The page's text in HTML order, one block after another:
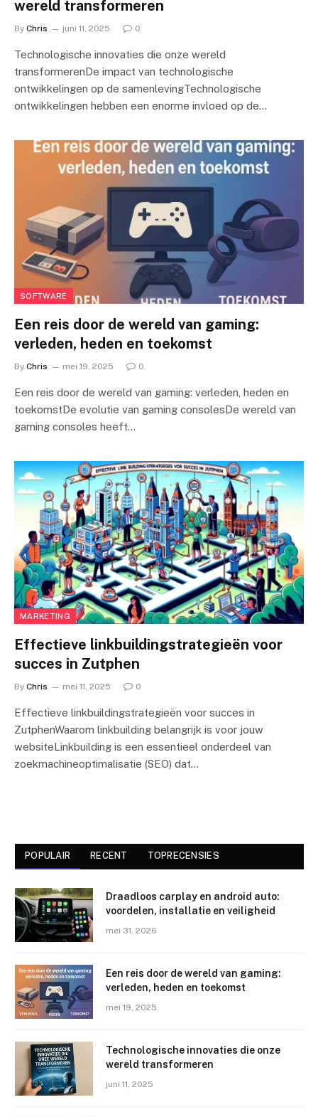
wereld transformeren
By Chris juni 11, 2025 0
Technologische innovaties die onze wereld
transformerenDe impact van technologische
ontwikkelingen op de samenlevingTechnologische
ontwikkelingen hebben een enorme invloed op de…
SOFTWARE
Een reis door de wereld van gaming:
verleden, heden en toekomst
By Chris mei 19, 2025 0
Een reis door de wereld van gaming: verleden, heden en
toekomstDe evolutie van gaming consolesDe wereld van
gaming consoles heeft…
MARKETING
Effectieve linkbuildingstrategieën voor
succes in Zutphen
By Chris mei 11, 2025 0
Effectieve linkbuildingstrategieën voor succes in
ZutphenWaarom linkbuilding belangrijk is voor jouw
websiteLinkbuilding is een essentieel onderdeel van
zoekmachineoptimalisatie (SEO) dat…
POPULAIR RECENT TOPRECENSIES
Draadloos carplay en android auto:
voordelen, installatie en veiligheid
mei 31, 2026
Een reis door de wereld van gaming:
verleden, heden en toekomst
mei 19, 2025
Technologische innovaties die onze
wereld transformeren
juni 11, 2025